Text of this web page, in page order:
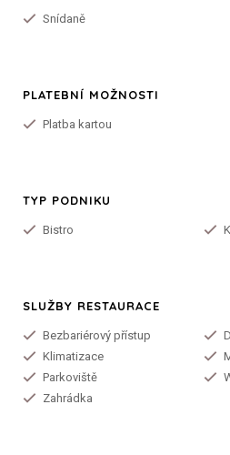
Snídaně
PLATEBNÍ MOŽNOSTI
Platba kartou
TYP PODNIKU
Bistro
SLUŽBY RESTAURACE
Bezbariérový přístup
Klimatizace
Parkoviště
Zahrádka